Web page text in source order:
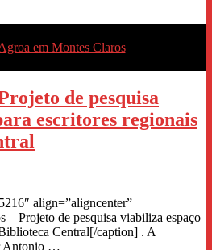
de pesquisa
escritores regionais
align=”aligncenter”
– Projeto de pesquisa viabiliza espaço
Central[/caption] . A
Antonio …